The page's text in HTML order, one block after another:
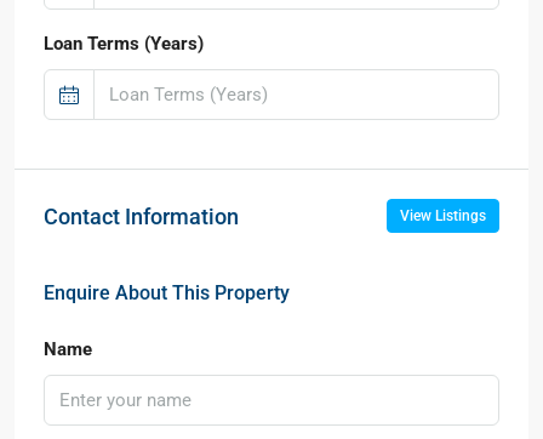
Loan Terms (Years)
Contact Information View Listings
Enquire About This Property
Name